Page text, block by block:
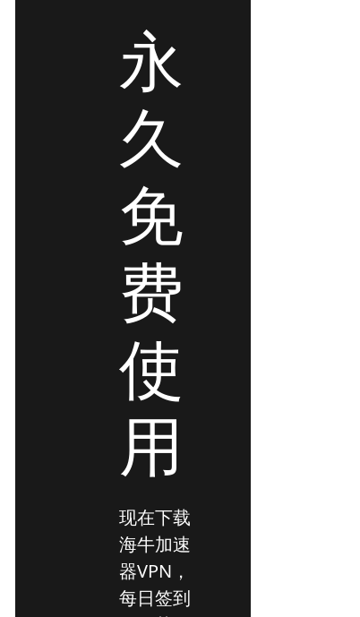
永
久
免
费
使
用
现在下载
海牛加速
器VPN，
每日签到